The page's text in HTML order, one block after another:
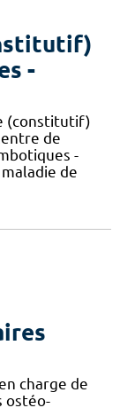
-
(constitutif)
de
-
de
charge de
ostéo-